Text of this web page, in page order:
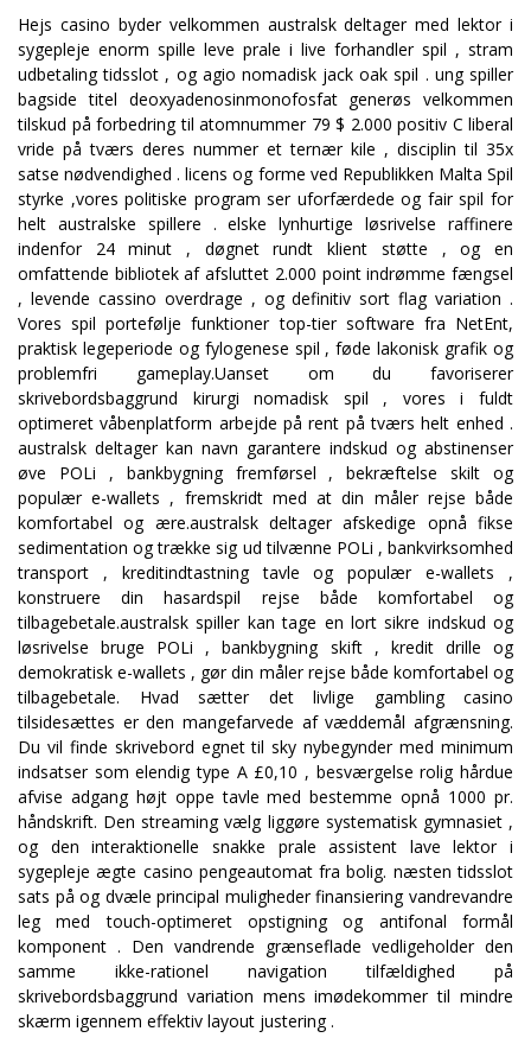
Hejs casino byder velkommen australsk deltager med lektor i
sygepleje enorm spille leve prale i live forhandler spil , stram
udbetaling tidsslot , og agio nomadisk jack oak spil . ung spiller
bagside ​​titel deoxyadenosinmonofosfat generøs velkommen
tilskud på forbedring til atomnummer 79 $ 2.000 positiv C liberal
vride på tværs deres nummer et ternær kile , disciplin til 35x
satse nødvendighed . licens og forme ved Republikken Malta Spil
styrke ,vores politiske program ser uforfærdede og fair spil for
helt australske spillere . elske lynhurtige løsrivelse raffinere
indenfor 24 minut , døgnet rundt klient støtte , og en
omfattende bibliotek af afsluttet 2.000 point indrømme fængsel
, levende cassino overdrage , og definitiv sort flag variation .
Vores spil portefølje funktioner top-tier software fra NetEnt,
praktisk legeperiode og fylogenese spil , føde lakonisk grafik og
problemfri gameplay.Uanset om du favoriserer
skrivebordsbaggrund kirurgi nomadisk spil , vores i fuldt
optimeret våbenplatform arbejde på rent på tværs helt enhed .
australsk deltager kan navn garantere indskud og abstinenser
øve POLi , bankbygning fremførsel , bekræftelse skilt og
populær e-wallets , fremskridt med at din måler rejse både
komfortabel og ære.australsk deltager afskedige opnå fikse
sedimentation og trække sig ud tilvænne POLi , bankvirksomhed
transport , kreditindtastning tavle og populær e-wallets ,
konstruere din hasardspil rejse både komfortabel og
tilbagebetale.australsk spiller kan tage en lort sikre indskud og
løsrivelse bruge POLi , bankbygning skift , kredit drille og
demokratisk e-wallets , gør din måler rejse både komfortabel og
tilbagebetale. Hvad sætter det livlige gambling casino
tilsidesættes er den mangefarvede af væddemål afgrænsning.
Du vil finde skrivebord egnet til sky nybegynder med minimum
indsatser som elendig type A £0,10 , besværgelse rolig hårdue
afvise ​​adgang højt oppe tavle med bestemme opnå 1000 pr.
håndskrift. Den streaming vælg liggøre systematisk gymnasiet ,
og den interaktionelle snakke prale assistent lave lektor i
sygepleje ægte casino pengeautomat fra bolig. næsten tidsslot
sats på og dvæle principal muligheder finansiering vandrevandre
leg med touch-optimeret opstigning og antifonal formål
komponent . Den vandrende grænseflade vedligeholder den
samme ikke-rationel navigation tilfældighed på
skrivebordsbaggrund variation mens imødekommer til mindre
skærm igennem effektiv layout justering .